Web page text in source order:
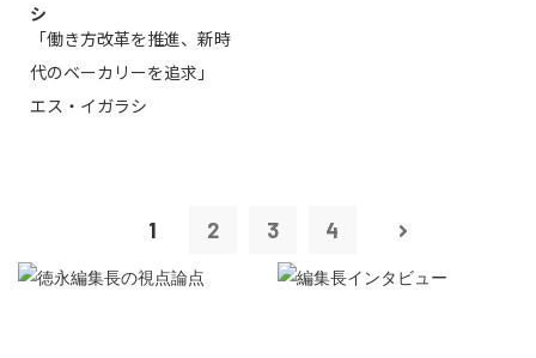
シ
「働き方改革を推進、新時
代のベーカリーを追求」
エス・イガラシ
1 2 3 4